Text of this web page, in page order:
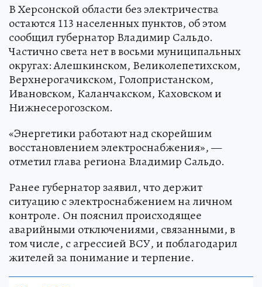
В Херсонской области без электричества
остаются 113 населенных пунктов, об этом
сообщил губернатор Владимир Сальдо.
Частично света нет в восьми муниципальных
округах: Алешкинском, Великолепетихском,
Верхнерогачикском, Голопристанском,
Ивановском, Каланчакском, Каховском и
Нижнесерогозском.
«Энергетики работают над скорейшим
восстановлением электроснабжения», —
отметил глава региона Владимир Сальдо.
Ранее губернатор заявил, что держит
ситуацию с электроснабжением на личном
контроле. Он пояснил происходящее
аварийными отключениями, связанными, в
том числе, с агрессией ВСУ, и поблагодарил
жителей за понимание и терпение.